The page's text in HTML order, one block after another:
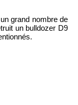
grand nombre de
un bulldozer D9